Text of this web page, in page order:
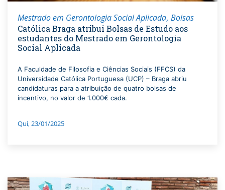
Mestrado em Gerontologia Social Aplicada Bolsas
Católica Braga atribui Bolsas de Estudo aos
estudantes do Mestrado em Gerontologia
Social Aplicada
A Faculdade de Filosofia e Ciências Sociais (FFCS) da
Universidade Católica Portuguesa (UCP) – Braga abriu
candidaturas para a atribuição de quatro bolsas de
incentivo, no valor de 1.000€ cada.
Qui, 23/01/2025